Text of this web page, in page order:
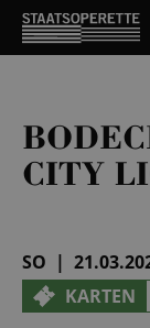
CITY
SO |
KARTEN